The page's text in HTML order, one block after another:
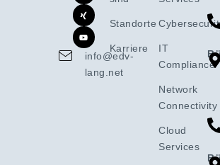
info@edv-
lang.net
Standorte
Karriere
IT
Compliance
Network
Connectivity
Cloud
Services